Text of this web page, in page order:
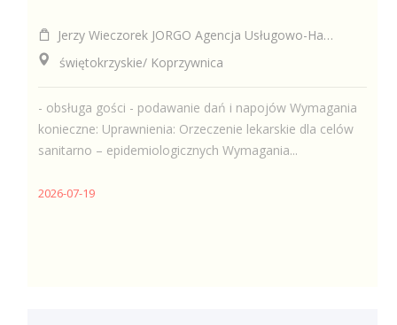
Jerzy Wieczorek JORGO Agencja Usługowo-Handlowa
świętokrzyskie/ Koprzywnica
- obsługa gości - podawanie dań i napojów Wymagania
konieczne: Uprawnienia: Orzeczenie lekarskie dla celów
sanitarno – epidemiologicznych Wymagania...
2026-07-19